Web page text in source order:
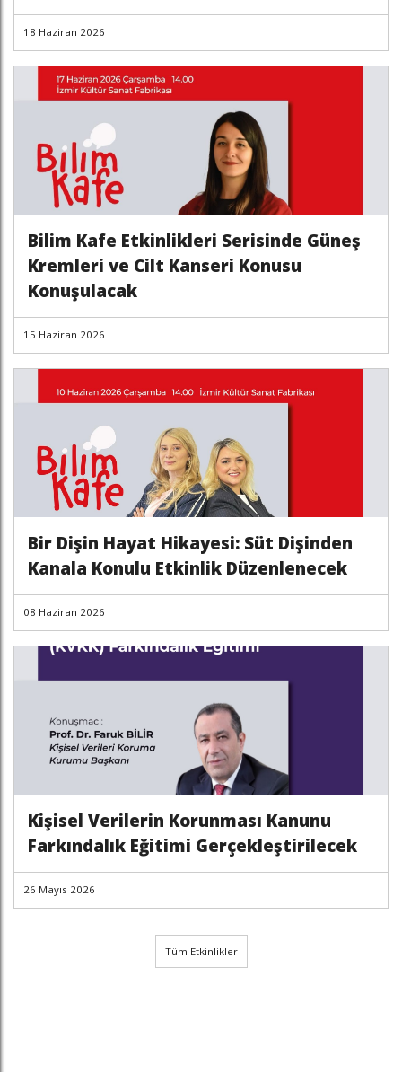
18 Haziran 2026
Bilim Kafe Etkinlikleri Serisinde Güneş
Kremleri ve Cilt Kanseri Konusu
Konuşulacak
15 Haziran 2026
Bir Dişin Hayat Hikayesi: Süt Dişinden
Kanala Konulu Etkinlik Düzenlenecek
08 Haziran 2026
Kişisel Verilerin Korunması Kanunu
Farkındalık Eğitimi Gerçekleştirilecek
26 Mayıs 2026
Tüm Etkinlikler